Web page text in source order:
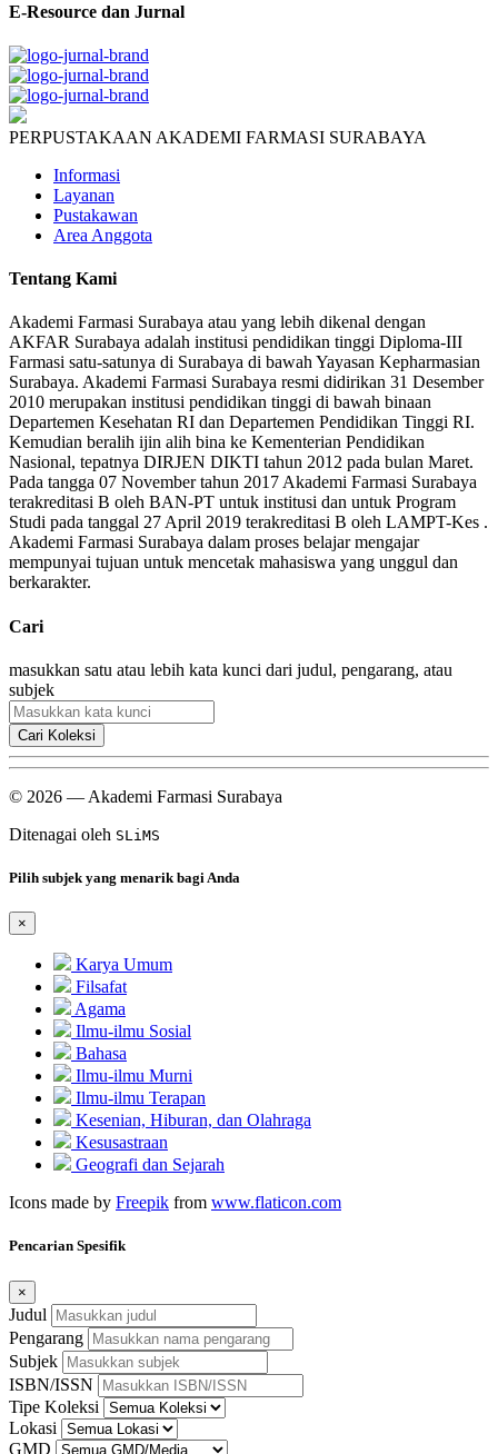
E-Resource dan Jurnal
PERPUSTAKAAN AKADEMI FARMASI SURABAYA
Informasi
Layanan
Pustakawan
Area Anggota
Tentang Kami
Akademi Farmasi Surabaya atau yang lebih dikenal dengan
AKFAR Surabaya adalah institusi pendidikan tinggi Diploma-III
Farmasi satu-satunya di Surabaya di bawah Yayasan Kepharmasian
Surabaya. Akademi Farmasi Surabaya resmi didirikan 31 Desember
2010 merupakan institusi pendidikan tinggi di bawah binaan
Departemen Kesehatan RI dan Departemen Pendidikan Tinggi RI.
Kemudian beralih ijin alih bina ke Kementerian Pendidikan
Nasional, tepatnya DIRJEN DIKTI tahun 2012 pada bulan Maret.
Pada tangga 07 November tahun 2017 Akademi Farmasi Surabaya
terakreditasi B oleh BAN-PT untuk institusi dan untuk Program
Studi pada tanggal 27 April 2019 terakreditasi B oleh LAMPT-Kes .
Akademi Farmasi Surabaya dalam proses belajar mengajar
mempunyai tujuan untuk mencetak mahasiswa yang unggul dan
berkarakter.
Cari
masukkan satu atau lebih kata kunci dari judul, pengarang, atau
subjek
Cari Koleksi
© 2026 — Akademi Farmasi Surabaya
Ditenagai oleh SLiMS
Pilih subjek yang menarik bagi Anda
×
Karya Umum
Filsafat
Agama
Ilmu-ilmu Sosial
Bahasa
Ilmu-ilmu Murni
Ilmu-ilmu Terapan
Kesenian, Hiburan, dan Olahraga
Kesusastraan
Geografi dan Sejarah
Icons made by Freepik from www.flaticon.com
Pencarian Spesifik
×
Judul
Pengarang
Subjek
ISBN/ISSN
Tipe Koleksi
Lokasi
GMD